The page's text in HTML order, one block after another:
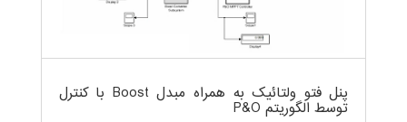
پنل فتو ولتائیک به همراه مبدل Boost با کنترل
توسط الگوریتم P&O